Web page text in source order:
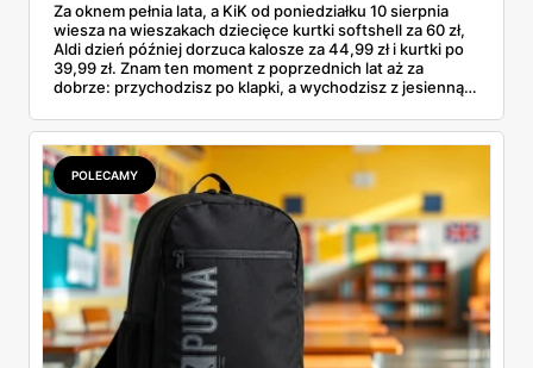
Za oknem pełnia lata, a KiK od poniedziałku 10 sierpnia
wiesza na wieszakach dziecięce kurtki softshell za 60 zł,
Aldi dzień później dorzuca kalosze za 44,99 zł i kurtki po
39,99 zł. Znam ten moment z poprzednich lat aż za
dobrze: przychodzisz po klapki, a wychodzisz z jesienną
pojawi się w gazetkach w przyszłym tygodniu i czy jest
sens kupować jesień, zanim skończą się wakacje.
POLECAMY